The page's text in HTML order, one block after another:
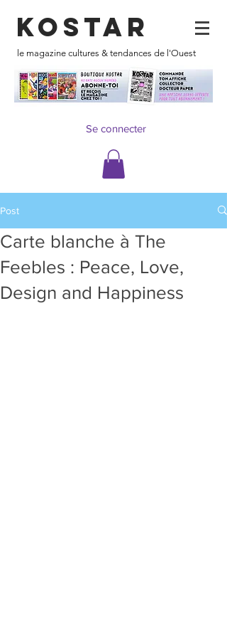
KOSTAR
le magazine cultures & tendances de l'Ouest
Se connecter
Post
Carte blanche à The
Feebles : Peace, Love,
Design and Happiness